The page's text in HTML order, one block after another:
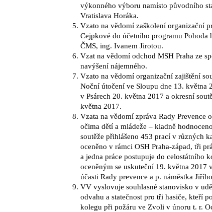
výkonného výboru namísto původního
Vratislava Horáka.
Vzato na vědomí zaškolení organizační
Cejpkové do účetního programu Pohoda
ČMS, ing. Ivanem Jirotou.
Vzat na vědomí odchod MSH Praha ze
navýšení nájemného.
Vzato na vědomí organizační zajištění
Noční útočení ve Sloupu dne 13. května
v Psárech 20. května 2017 a okresní
května 2017.
Vzata na vědomí zpráva Rady Prevence
očima dětí a mládeže – kladně
soutěže přihlášeno 453 prací v různých
oceněno v rámci OSH Praha-západ, tři
a jedna práce postupuje do celostátního
oceněným se uskuteční 19. května 2017
účasti Rady prevence a p. náměstka
VV vyslovuje souhlasné stanovisko v
odvahu a statečnost pro tři hasiče, kteří
kolegu při požáru ve Zvoli v únoru t. r.